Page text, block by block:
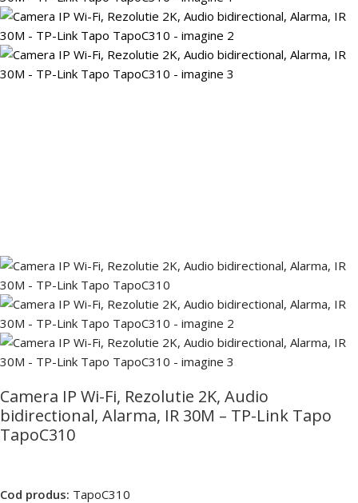
Camera IP Wi-Fi, Rezolutie 2K, Audio
bidirectional, Alarma, IR 30M – TP-Link Tapo
TapoC310
Cod produs: TapoC310